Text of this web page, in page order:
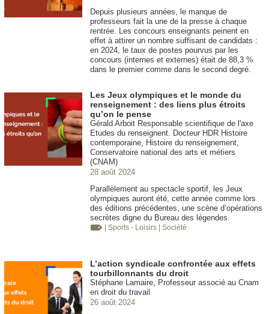
Depuis plusieurs années, le manque de
professeurs fait la une de la presse à chaque
rentrée. Les concours enseignants peinent en
effet à attirer un nombre suffisant de candidats :
en 2024, le taux de postes pourvus par les
concours (internes et externes) était de 88,3 %
dans le premier comme dans le second degré.
Les Jeux olympiques et le monde du
renseignement : des liens plus étroits
qu’on le pense
Gérald Arboit Responsable scientifique de l'axe
Etudes du renseignent. Docteur HDR Histoire
contemporaine, Histoire du renseignement,
Conservatoire national des arts et métiers
(CNAM)
28 août 2024
Parallèlement au spectacle sportif, les Jeux
olympiques auront été, cette année comme lors
des éditions précédentes, une scène d’opérations
secrètes digne du Bureau des légendes.
| Sports - Loisirs | Société
L’action syndicale confrontée aux effets
tourbillonnants du droit
Stéphane Lamaire, Professeur associé au Cnam
en droit du travail
26 août 2024